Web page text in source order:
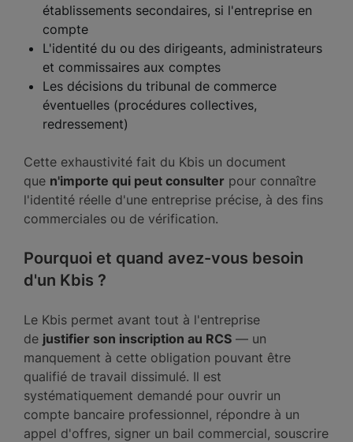
établissements secondaires, si l'entreprise en
compte
L'identité du ou des dirigeants, administrateurs
et commissaires aux comptes
Les décisions du tribunal de commerce
éventuelles (procédures collectives,
redressement)
Cette exhaustivité fait du Kbis un document
que n'importe qui peut consulter pour connaître
l'identité réelle d'une entreprise précise, à des fins
commerciales ou de vérification.
Pourquoi et quand avez-vous besoin
d'un Kbis ?
Le Kbis permet avant tout à l'entreprise
de justifier son inscription au RCS — un
manquement à cette obligation pouvant être
qualifié de travail dissimulé. Il est
systématiquement demandé pour ouvrir un
compte bancaire professionnel, répondre à un
appel d'offres, signer un bail commercial, souscrire